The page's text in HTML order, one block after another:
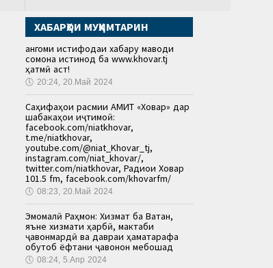
ХАБАРҲОИ МУҲИМТАРИН
Ҳангоми истифодаи хабару маводи
сомона истинод ба www.khovar.tj
ҳатмӣ аст!
🕔 20:24, 20.Май 2024
Саҳифаҳои расмии АМИТ «Ховар» дар
шабакаҳои иҷтимоӣ:
facebook.com/niatkhovar,
t.me/niatkhovar,
youtube.com/@niat_Khovar_tj,
instagram.com/niat_khovar/,
twitter.com/niatkhovar, Радиои Ховар
101.5 fm, facebook.com/khovarfm/
🕔 08:23, 20.Май 2024
Эмомалӣ Раҳмон: Хизмат ба Ватан,
яъне хизмати ҳарбӣ, мактаби
ҷавонмардӣ ва давраи ҳаматарафа
обутоб ёфтани ҷавонон мебошад
🕔 08:24, 5.Апр 2024